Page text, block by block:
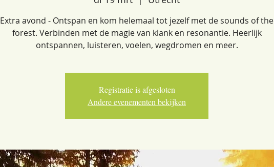
Extra avond - Ontspan en kom helemaal tot jezelf met de sounds of the
forest. Verbinden met de magie van klank en resonantie. Heerlijk
ontspannen, luisteren, voelen, wegdromen en meer.
Registratie is afgesloten
Andere evenementen bekijken